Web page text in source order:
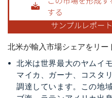
北米が輸入市場シェアをリー
北米は世界最大のヤムイ
マイカ、ガーナ、コスタ
調達しています。この地